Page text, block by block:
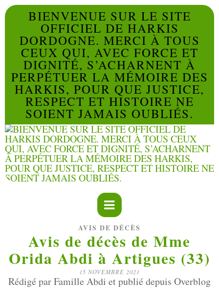
BIENVENUE SUR LE SITE
OFFICIEL DE HARKIS
DORDOGNE. MERCI À TOUS
CEUX QUI, AVEC FORCE ET
DIGNITÉ, S’ACHARNENT À
PERPÉTUER LA MÉMOIRE DES
HARKIS, POUR QUE JUSTICE,
RESPECT ET HISTOIRE NE
SOIENT JAMAIS OUBLIÉS.
AVIS DE DÉCÈS
Avis de décès de Mme
Orida Abdi à Artigues (33)
15 NOVEMBRE 2021
Rédigé par Famille Abdi et publié depuis Overblog